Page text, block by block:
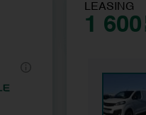
LEASING
1 600